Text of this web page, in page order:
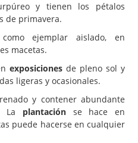
y tienen los pétalos
de primavera.
ejemplar aislado, en
macetas.
exposiciones de pleno sol y
ligeras y ocasionales.
y contener abundante
La plantaciónse hace en
puede hacerse en cualquier